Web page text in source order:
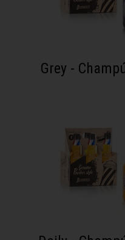
Grey -